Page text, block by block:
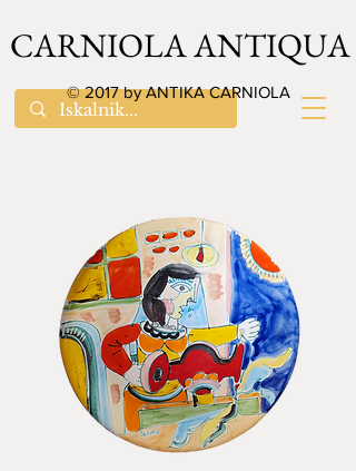
CARNIOLA ANTIQUA
© 2017 by ANTIKA CARNIOLA